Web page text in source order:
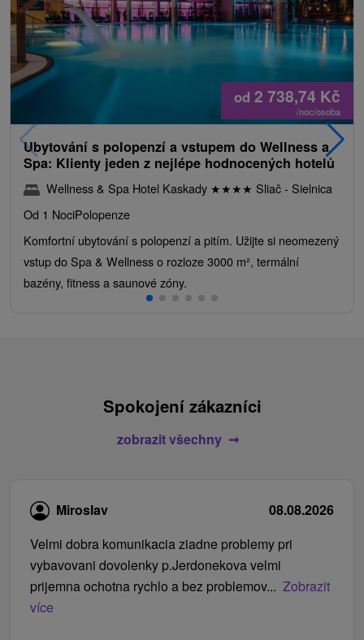
od 2 738,74 Kč
/noc/osoba
Ubytování s polopenzí a vstupem do Wellness a
Spa: Klienty jeden z nejlépe hodnocených hotelů
Wellness & Spa Hotel Kaskady ★★★★ Sliač - Sielnica
Od 1 NociPolopenze
Komfortní ubytování s polopenzí a pitím. Užijte si neomezený
vstup do Spa & Wellness o rozloze 3000 m², termální
bazény, fitness a saunové zóny.
Spokojení zákazníci
zobrazit všechny
Miroslav
08.08.2026
Velmi dobra komunikacia ziadne problemy pri
vybavovani dovolenky p.Jerdonekova velmi
prijemna ochotna rychlo a bez problemov... Zobrazit
více